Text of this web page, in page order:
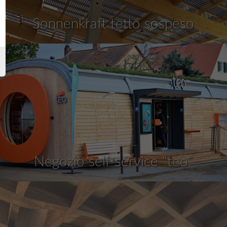
Sonnenkraft tetto sospeso
Negozio self-service “teo”